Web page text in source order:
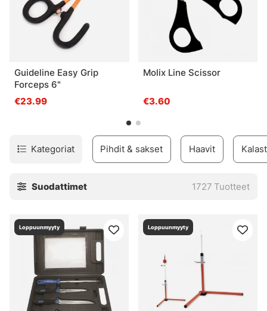
Guideline Easy Grip
Forceps 6"
€23.99
Molix Line Scissor
€3.60
Kategoriat Pihdit & sakset Haavit
Suodattimet 1727 Tuotteet
Loppuunmyyty Loppuunmyyty